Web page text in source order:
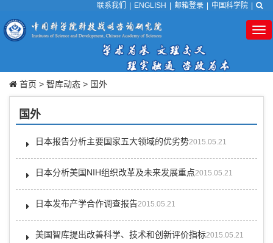
联系我们 ENGLISH 邮箱登录 中国科学院
首页 > 智库动态 > 国外
国外
日本报告分析主要国家五大领域的优劣势2015.05.21
日本分析美国NIH组织改革及未来发展重点2015.05.21
日本发布产学合作调查报告2015.05.21
美国智库提出改善科学、技术和创新评价指标2015.05.21